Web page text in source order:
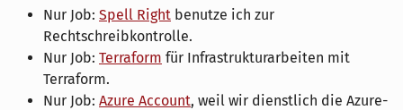
Nur Job: Spell Right benutze ich zur
Rechtschreibkontrolle.
Nur Job: Terraform für Infrastrukturarbeiten mit
Terraform.
Nur Job: Azure Account, weil wir dienstlich die Azure-